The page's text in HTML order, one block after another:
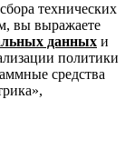
технических
вы выражаете
данных и
политики
средства